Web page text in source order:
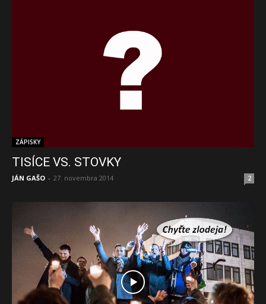
ZÁPISKY
TISÍCE VS. STOVKY
JÁN GAŠO - 27. novembra 2014 2